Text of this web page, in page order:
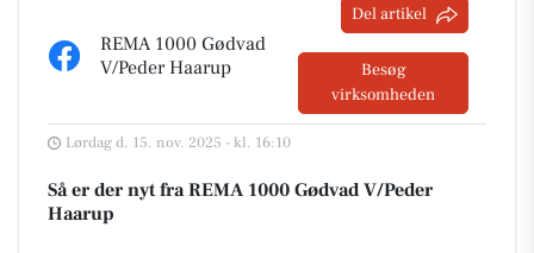
REMA 1000 Gødvad
V/Peder Haarup
Del artikel
Besøg
virksomheden
Lørdag d. 15. nov. 2025 - kl. 16:10
Så er der nyt fra REMA 1000 Gødvad V/Peder
Haarup